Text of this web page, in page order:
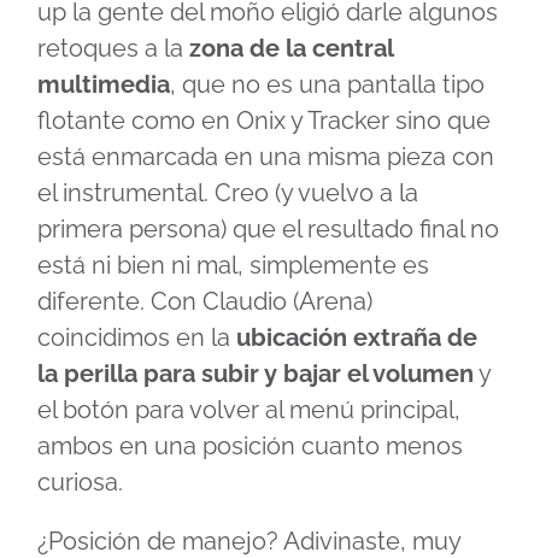
up la gente del moño eligió darle algunos
retoques a la zona de la central
multimedia, que no es una pantalla tipo
flotante como en Onix y Tracker sino que
está enmarcada en una misma pieza con
el instrumental. Creo (y vuelvo a la
primera persona) que el resultado final no
está ni bien ni mal, simplemente es
diferente. Con Claudio (Arena)
coincidimos en la ubicación extraña de
la perilla para subir y bajar el volumen y
el botón para volver al menú principal,
ambos en una posición cuanto menos
curiosa.
¿Posición de manejo? Adivinaste, muy